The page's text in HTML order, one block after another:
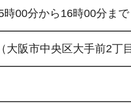
00分から16時00分まで
阪市中央区大手前2丁